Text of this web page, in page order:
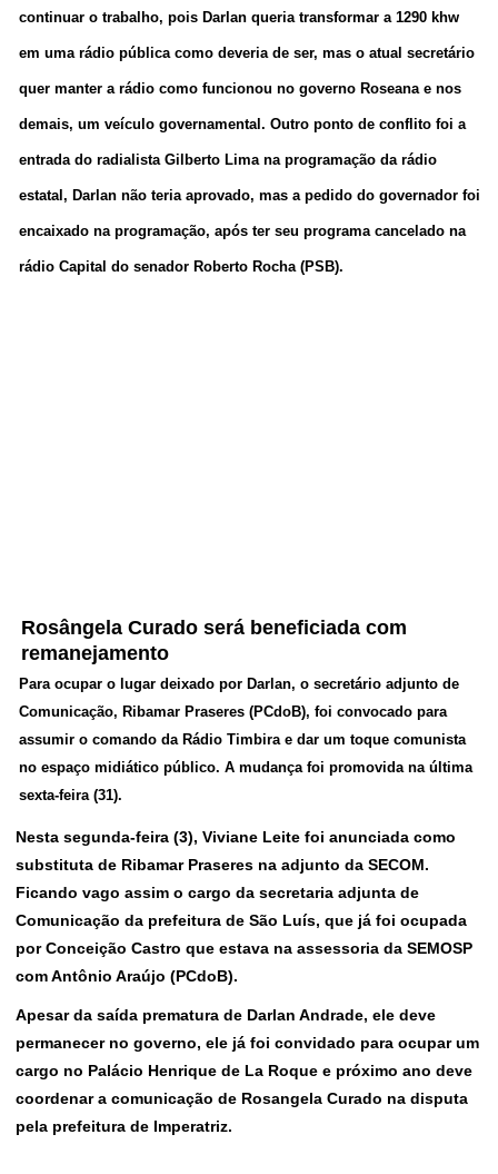
continuar o trabalho, pois Darlan queria transformar a 1290 khw
em uma rádio pública como deveria de ser, mas o atual secretário
quer manter a rádio como funcionou no governo Roseana e nos
demais, um veículo governamental. Outro ponto de conflito foi a
entrada do radialista Gilberto Lima na programação da rádio
estatal, Darlan não teria aprovado, mas a pedido do governador foi
encaixado na programação, após ter seu programa cancelado na
rádio Capital do senador Roberto Rocha (PSB).
Rosângela Curado será beneficiada com
remanejamento
Para ocupar o lugar deixado por Darlan, o secretário adjunto de
Comunicação, Ribamar Praseres (PCdoB), foi convocado para
assumir o comando da Rádio Timbira e dar um toque comunista
no espaço midiático público. A mudança foi promovida na última
sexta-feira (31).
Nesta segunda-feira (3), Viviane Leite foi anunciada como
substituta de Ribamar Praseres na adjunto da SECOM.
Ficando vago assim o cargo da secretaria adjunta de
Comunicação da prefeitura de São Luís, que já foi ocupada
por Conceição Castro que estava na assessoria da SEMOSP
com Antônio Araújo (PCdoB).
Apesar da saída prematura de Darlan Andrade, ele deve
permanecer no governo, ele já foi convidado para ocupar um
cargo no Palácio Henrique de La Roque e próximo ano deve
coordenar a comunicação de Rosangela Curado na disputa
pela prefeitura de Imperatriz.